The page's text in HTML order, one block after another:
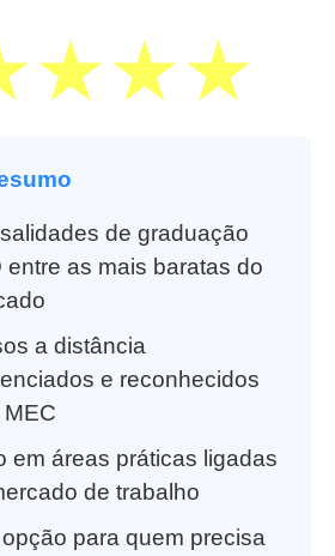
de graduação
entre as mais baratas do
a distância
e reconhecidos
em áreas práticas ligadas
de trabalho
para quem precisa